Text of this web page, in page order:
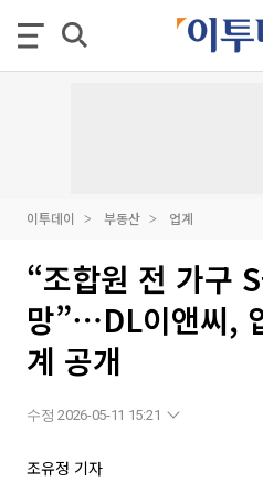
이투데이 부동산 업계
“조합원 전 가구
망”⋯DL이앤씨,
계 공개
수정 2026-05-11 15:21
조유정 기자